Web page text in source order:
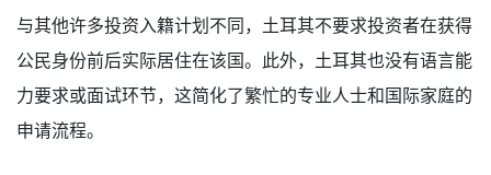
与其他许多投资入籍计划不同，土耳其不要求投资者在获得
公民身份前后实际居住在该国。此外，土耳其也没有语言能
力要求或面试环节，这简化了繁忙的专业人士和国际家庭的
申请流程。